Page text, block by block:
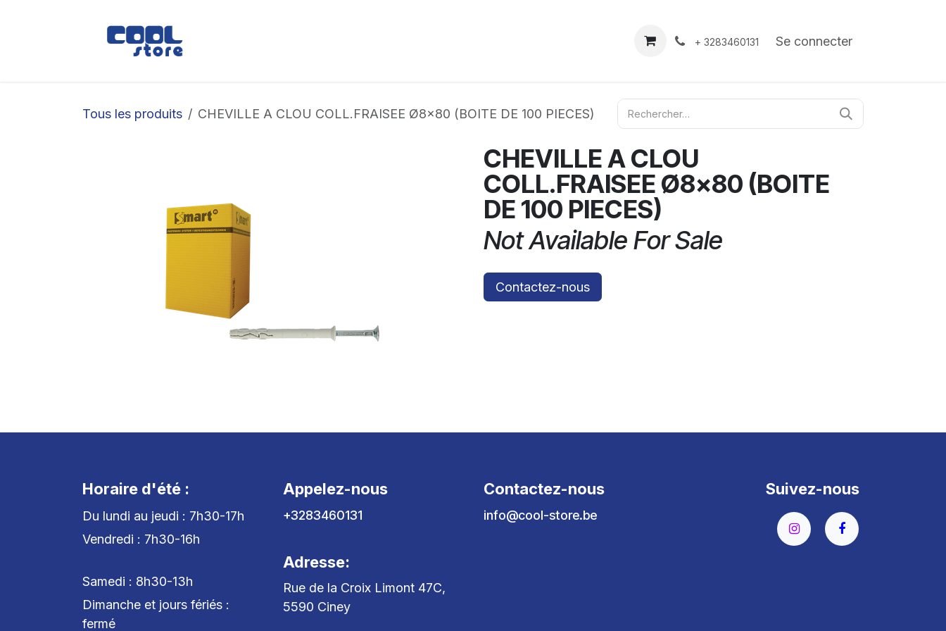
À propos Contact
+ 3283460131 Se connecter
Tous les produits CHEVILLE A CLOU COLL.FRAISEE Ø8x80 (BOITE DE 100 PIECES)
CHEVILLE A CLOU
COLL.FRAISEE Ø8x80 (BOITE
DE 100 PIECES)
Not Available For Sale
Contactez-nous
Horaire d'été :
Du lundi au jeudi : 7h30-17h
Vendredi : 7h30-16h
Samedi : 8h30-13h
Dimanche et jours fériés :
fermé
Appelez-nous
+3283460131
Adresse:
Rue de la Croix Limont 47C,
5590 Ciney
Contactez-nous
info@cool-store.be
Suivez-nous